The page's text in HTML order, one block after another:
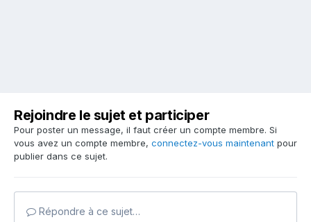
Rejoindre le sujet et participer
Pour poster un message, il faut créer un compte membre. Si
vous avez un compte membre, connectez-vous maintenant pour
publier dans ce sujet.
Répondre à ce sujet…